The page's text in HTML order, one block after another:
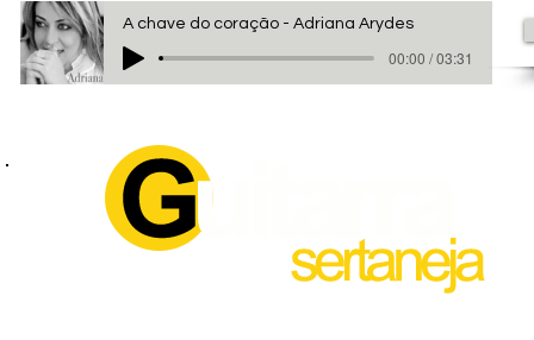
A chave do coração - Adriana Arydes
00:00 / 03:31